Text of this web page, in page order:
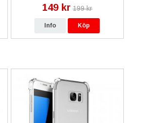
149 kr 199 kr
Info Köp